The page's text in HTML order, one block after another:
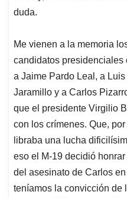
duda.
Me vienen a la memoria
candidatos presidenciales
a Jaime Pardo Leal, a
Jaramillo y a Carlos
que el presidente Virgilio
con los crímenes. Que,
libraba una lucha
eso el M-19 decidió
del asesinato de Carlos
teníamos la convicción de